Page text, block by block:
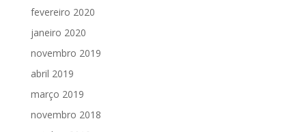
fevereiro 2020
janeiro 2020
novembro 2019
abril 2019
março 2019
novembro 2018